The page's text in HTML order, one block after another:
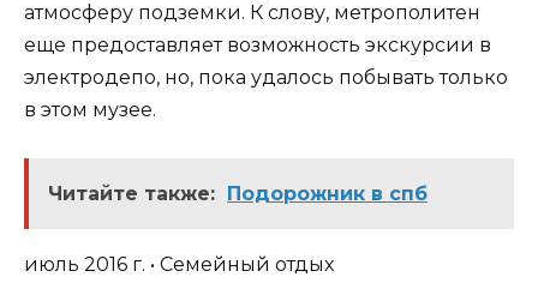
атмосферу подземки. К слову, метрополитен
еще предоставляет возможность экскурсии в
электродепо, но, пока удалось побывать только
в этом музее.
Читайте также: Подорожник в спб
июль 2016 г. • Семейный отдых